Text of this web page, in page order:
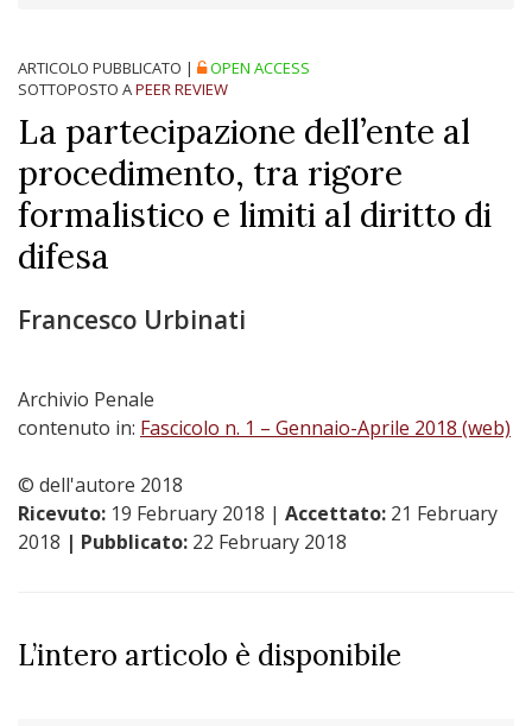
ARTICOLO PUBBLICATO |
OPEN ACCESS
SOTTOPOSTO APEER REVIEW
La partecipazione dell’ente al
procedimento, tra rigore
formalistico e limiti al diritto di
difesa
Francesco Urbinati
Archivio Penale
contenuto in: Fascicolo n. 1 – Gennaio-Aprile 2018 (web)
© dell'autore 2018
Ricevuto: 19 February 2018 | Accettato: 21 February
2018 | Pubblicato: 22 February 2018
L’intero articolo è disponibile